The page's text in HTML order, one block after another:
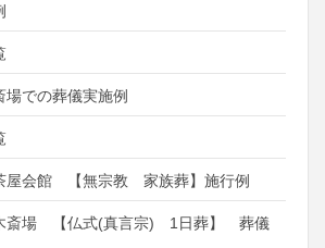
での葬儀実施例
会館 【無宗教 家族葬】施行例
斎場 【仏式(真言宗) 1日葬】 葬儀